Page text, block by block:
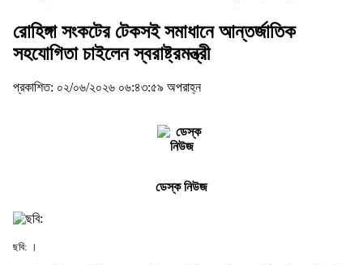
রোহিঙ্গা সংকটের টেকসই সমাধানে আন্তর্জাতিক
সহযোগিতা চাইলেন স্বরাষ্ট্রমন্ত্রী
প্রকাশিত: ০২/০৬/২০২৬ ০৬:৪৩:৫৯ অপরাহ্ন
ডেস্ক নিউজ
ছবি: ।